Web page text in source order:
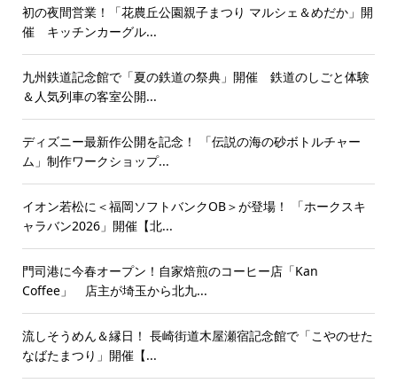
初の夜間営業！「花農丘公園親子まつり マルシェ＆めだか」開
催 キッチンカーグル...
九州鉄道記念館で「夏の鉄道の祭典」開催 鉄道のしごと体験
＆人気列車の客室公開...
ディズニー最新作公開を記念！ 「伝説の海の砂ボトルチャー
ム」制作ワークショップ...
イオン若松に＜福岡ソフトバンクOB＞が登場！ 「ホークスキ
ャラバン2026」開催【北...
門司港に今春オープン！自家焙煎のコーヒー店「Kan
Coffee」 店主が埼玉から北九...
流しそうめん＆縁日！ 長崎街道木屋瀬宿記念館で「こやのせた
なばたまつり」開催【...